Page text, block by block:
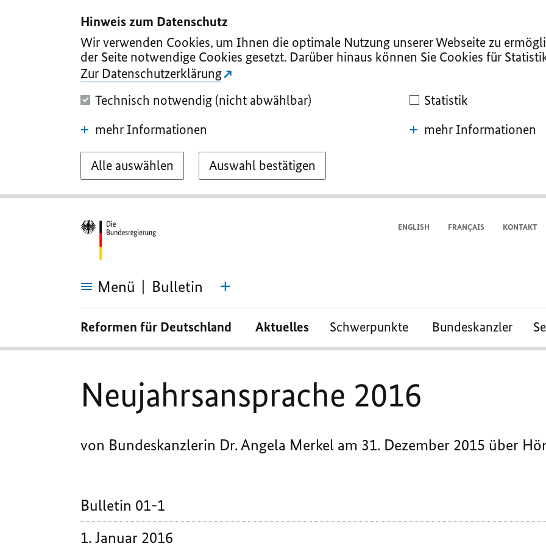
Hinweis zum Datenschutz
Wir verwenden Cookies, um Ihnen die optimale Nutzung unserer Webseite zu
der Seite notwendige Cookies gesetzt. Darüber hinaus können Sie Cookies für
Zur Datenschutzerklärung
Technisch notwendig (nicht abwählbar)
mehr Informationen
Statistik
mehr Informationen
Alle auswählen Auswahl bestätigen
ENGLISH FRANÇAIS KONTAKT
Menü Bulletin
Neujahrsansprache
Reformen für Deutschland Aktuelles Schwerpunkte Bundeskanzler
Neujahrsansprache 2016
von Bundeskanzlerin Dr. Angela Merkel am 31. Dezember 2015 über
Bulletin 01-1
1. Januar 2016